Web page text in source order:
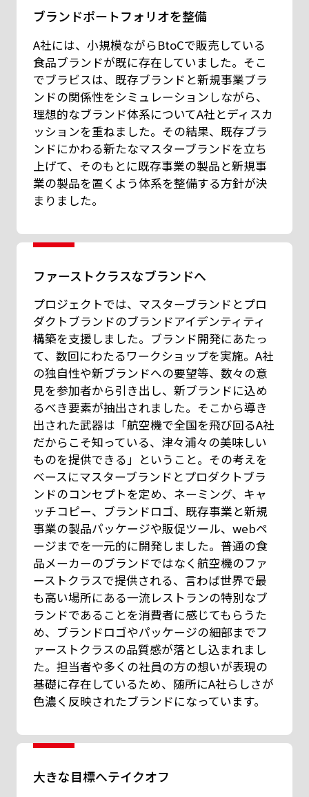
ブランドポートフォリオを整備
A社には、小規模ながらBtoCで販売している
食品ブランドが既に存在していました。そこ
でブラビスは、既存ブランドと新規事業ブラ
ンドの関係性をシミュレーションしながら、
理想的なブランド体系についてA社とディスカ
ッションを重ねました。その結果、既存ブラ
ンドにかわる新たなマスターブランドを立ち
上げて、そのもとに既存事業の製品と新規事
業の製品を置くよう体系を整備する方針が決
まりました。
ファーストクラスなブランドへ
プロジェクトでは、マスターブランドとプロ
ダクトブランドのブランドアイデンティティ
構築を支援しました。ブランド開発にあたっ
て、数回にわたるワークショップを実施。A社
の独自性や新ブランドへの要望等、数々の意
見を参加者から引き出し、新ブランドに込め
るべき要素が抽出されました。そこから導き
出された武器は「航空機で全国を飛び回るA社
だからこそ知っている、津々浦々の美味しい
ものを提供できる」ということ。その考えを
ベースにマスターブランドとプロダクトブラ
ンドのコンセプトを定め、ネーミング、キャ
ッチコピー、ブランドロゴ、既存事業と新規
事業の製品パッケージや販促ツール、webペ
ージまでを一元的に開発しました。普通の食
品メーカーのブランドではなく航空機のファ
ーストクラスで提供される、言わば世界で最
も高い場所にある一流レストランの特別なブ
ランドであることを消費者に感じてもらうた
め、ブランドロゴやパッケージの細部までフ
ァーストクラスの品質感が落とし込まれまし
た。担当者や多くの社員の方の想いが表現の
基礎に存在しているため、随所にA社らしさが
色濃く反映されたブランドになっています。
大きな目標へテイクオフ